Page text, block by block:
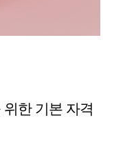
한 기본 자격